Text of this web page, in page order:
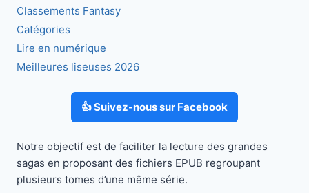
Classements Fantasy
Catégories
Lire en numérique
Meilleures liseuses 2026
👍 Suivez-nous sur Facebook
Notre objectif est de faciliter la lecture des grandes
sagas en proposant des fichiers EPUB regroupant
plusieurs tomes d’une même série.